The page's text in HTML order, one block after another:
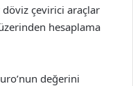
döviz çevirici araçlar
hesaplama
değerini